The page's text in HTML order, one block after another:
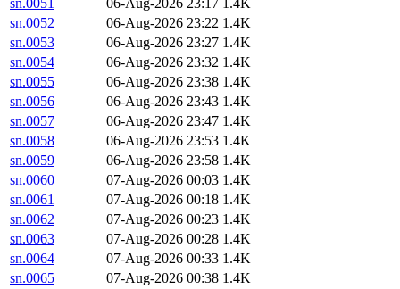
sn.0051
06-Aug-2026 23:17 1.4K
sn.0052
06-Aug-2026 23:22 1.4K
sn.0053
06-Aug-2026 23:27 1.4K
sn.0054
06-Aug-2026 23:32 1.4K
sn.0055
06-Aug-2026 23:38 1.4K
sn.0056
06-Aug-2026 23:43 1.4K
sn.0057
06-Aug-2026 23:47 1.4K
sn.0058
06-Aug-2026 23:53 1.4K
sn.0059
06-Aug-2026 23:58 1.4K
sn.0060
07-Aug-2026 00:03 1.4K
sn.0061
07-Aug-2026 00:18 1.4K
sn.0062
07-Aug-2026 00:23 1.4K
sn.0063
07-Aug-2026 00:28 1.4K
sn.0064
07-Aug-2026 00:33 1.4K
sn.0065
07-Aug-2026 00:38 1.4K